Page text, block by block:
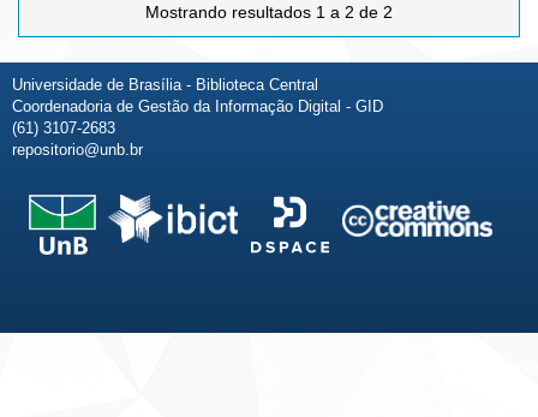
Mostrando resultados 1 a 2 de 2
Universidade de Brasília - Biblioteca Central
Coordenadoria de Gestão da Informação Digital - GID
(61) 3107-2683
repositorio@unb.br